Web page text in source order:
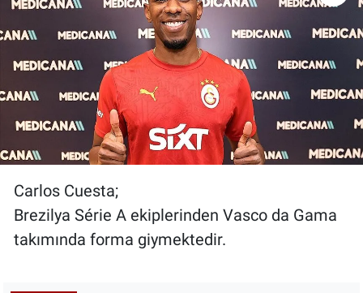
Carlos Cuesta;
Brezilya Série A ekiplerinden Vasco da Gama
takımında forma giymektedir.